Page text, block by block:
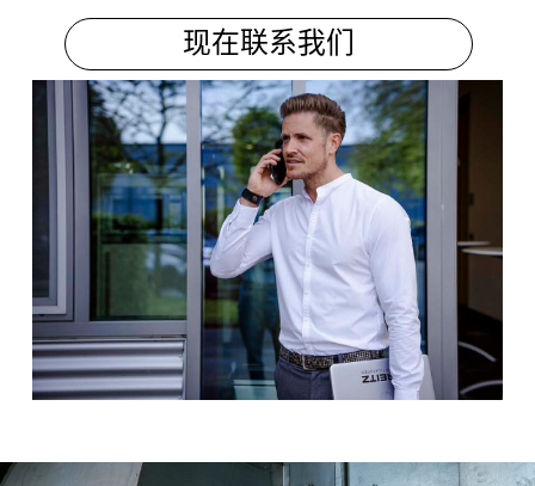
现在联系我们
新业务
服务 备件
改造